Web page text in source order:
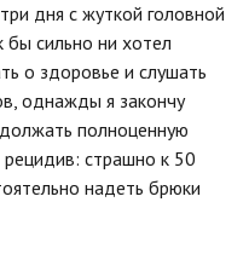
дня с жуткой головной
сильно ни хотел
о здоровье и слушать
однажды я закончу
полноценную
рецидив: страшно к 50
надеть брюки